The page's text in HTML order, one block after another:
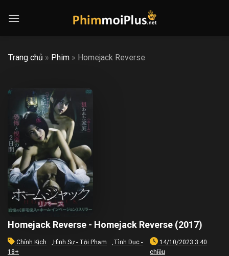
Trang chủ » Phim » Homejack Reverse
Homejack Reverse - Homejack Reverse (2017)
Chính Kịch , Hình Sự - Tội Phạm ,Tình Dục -
18+
14/10/2023 3:40
chiều